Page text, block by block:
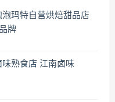
泡玛特自营烘焙甜品店
牌
熟食店 江南卤味